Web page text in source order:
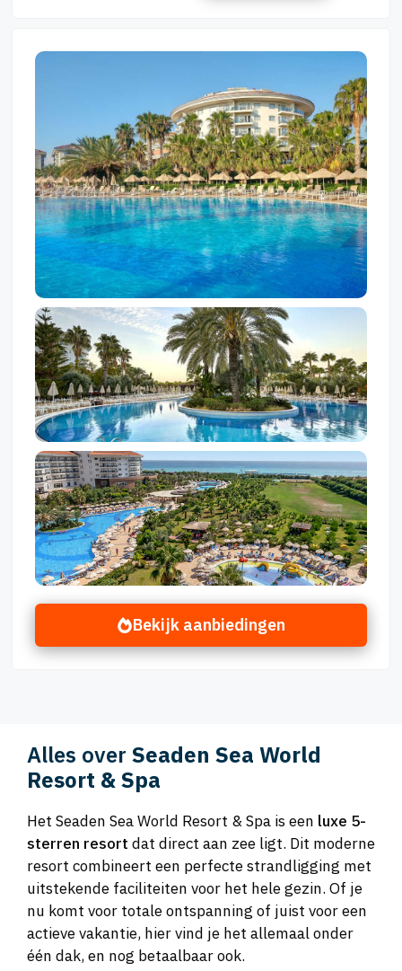
Bekijk aanbiedingen
Alles over Seaden Sea World
Resort & Spa
Het Seaden Sea World Resort & Spa is een luxe 5-
sterren resort dat direct aan zee ligt. Dit moderne
resort combineert een perfecte strandligging met
uitstekende faciliteiten voor het hele gezin. Of je
nu komt voor totale ontspanning of juist voor een
actieve vakantie, hier vind je het allemaal onder
één dak, en nog betaalbaar ook.